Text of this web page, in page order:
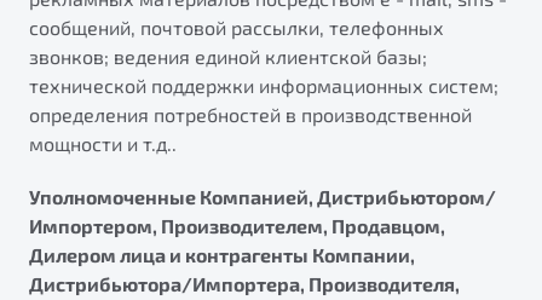
сообщений, почтовой рассылки, телефонных
звонков; ведения единой клиентской базы;
технической поддержки информационных систем;
определения потребностей в производственной
мощности и т.д..
Уполномоченные Компанией, Дистрибьютором/
Импортером, Производителем, Продавцом,
Дилером лица и контрагенты Компании,
Дистрибьютора/Импортера, Производителя,